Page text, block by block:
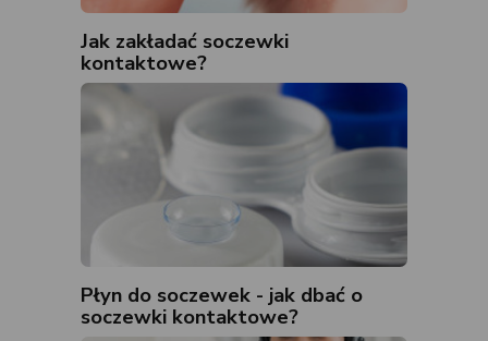
Jak zakładać soczewki
kontaktowe?
Płyn do soczewek - jak dbać o
soczewki kontaktowe?